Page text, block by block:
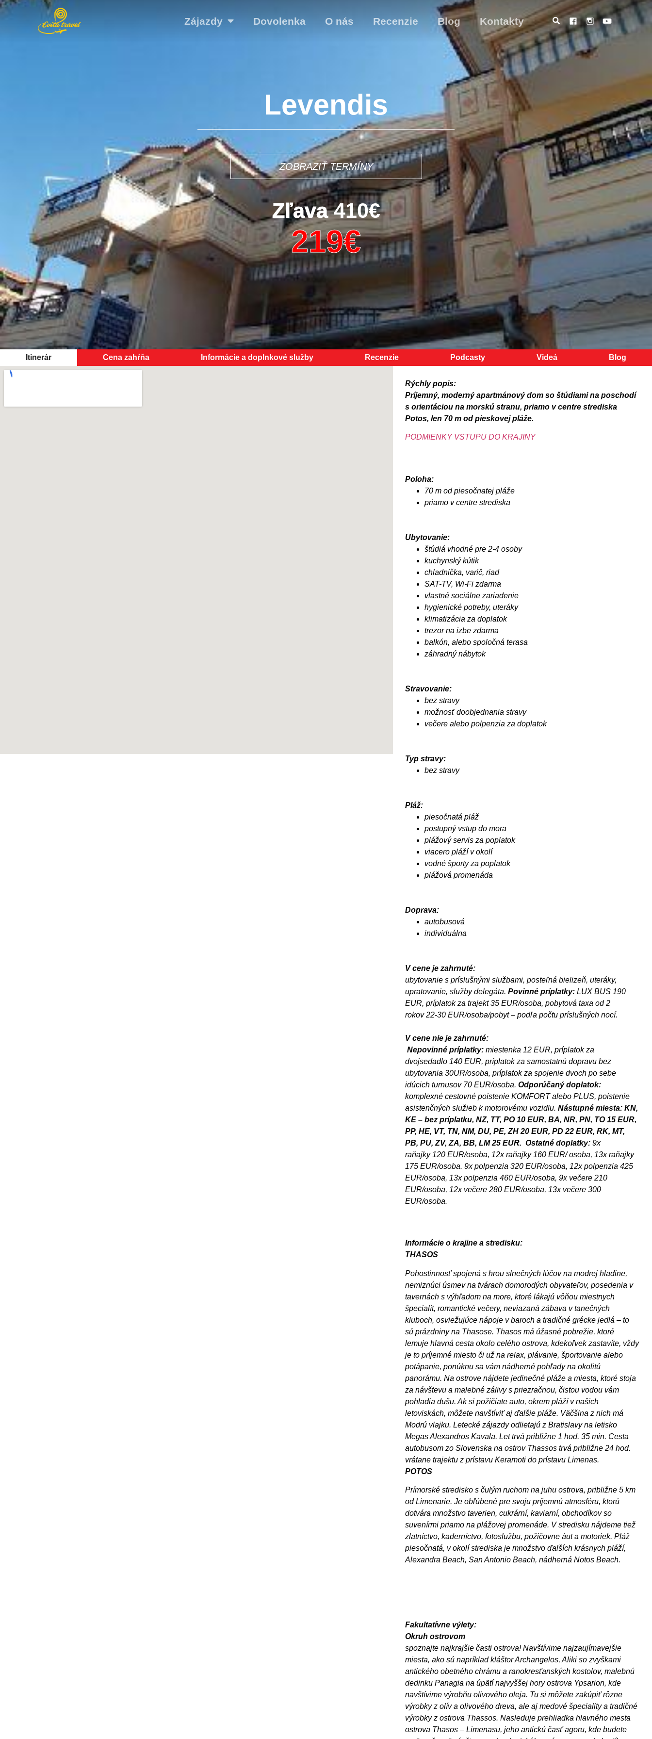
Zájazdy Dovolenka O nás Recenzie Blog Kontakty
Levendis
ZOBRAZIŤ TERMÍNY
Zľava410€
219€
Itinerár Cena zahŕňa Informácie a doplnkové služby Recenzie Podcasty Videá Blog
Rýchly popis:
Príjemný, moderný apartmánový dom so štúdiami na poschodí
s orientáciou na morskú stranu, priamo v centre strediska
Potos, len 70 m od pieskovej pláže.
PODMIENKY VSTUPU DO KRAJINY
Poloha:
70 m od piesočnatej pláže
priamo v centre strediska
Ubytovanie:
štúdiá vhodné pre 2-4 osoby
kuchynský kútik
chladnička, varič, riad
SAT-TV, Wi-Fi zdarma
vlastné sociálne zariadenie
hygienické potreby, uteráky
klimatizácia za doplatok
trezor na izbe zdarma
balkón, alebo spoločná terasa
záhradný nábytok
Stravovanie:
bez stravy
možnosť doobjednania stravy
večere alebo polpenzia za doplatok
Typ stravy:
bez stravy
Pláž:
piesočnatá pláž
postupný vstup do mora
plážový servis za poplatok
viacero pláží v okolí
vodné športy za poplatok
plážová promenáda
Doprava:
autobusová
individuálna
V cene je zahrnuté:
ubytovanie s príslušnými službami, posteľná bielizeň, uteráky,
upratovanie, služby delegáta. Povinné príplatky: LUX BUS 190
EUR, príplatok za trajekt 35 EUR/osoba, pobytová taxa od 2
rokov 22-30 EUR/osoba/pobyt – podľa počtu príslušných nocí.
V cene nie je zahrnuté:
Nepovinné príplatky: miestenka 12 EUR, príplatok za
dvojsedadlo 140 EUR, príplatok za samostatnú dopravu bez
ubytovania 30UR/osoba, príplatok za spojenie dvoch po sebe
idúcich turnusov 70 EUR/osoba. Odporúčaný doplatok:
komplexné cestovné poistenie KOMFORT alebo PLUS, poistenie
asistenčných služieb k motorovému vozidlu. Nástupné miesta: KN,
KE – bez príplatku, NZ, TT, PO10 EUR, BA, NR, PN, TO15 EUR,
PP, HE, VT, TN, NM, DU, PE, ZH 20 EUR, PD 22 EUR, RK, MT,
PB, PU, ZV, ZA, BB, LM25 EUR. Ostatné doplatky:9x
raňajky 120 EUR/osoba, 12x raňajky 160 EUR/ osoba, 13x raňajky
175 EUR/osoba. 9x polpenzia 320 EUR/osoba, 12x polpenzia 425
EUR/osoba, 13x polpenzia 460 EUR/osoba, 9x večere 210
EUR/osoba, 12x večere 280 EUR/osoba, 13x večere 300
EUR/osoba.
Informácie o krajine a stredisku:
THASOS
Pohostinnosť spojená s hrou slnečných lúčov na modrej hladine,
nemiznúci úsmev na tvárach domorodých obyvateľov, posedenia v
tavernách s výhľadom na more, ktoré lákajú vôňou miestnych
špecialít, romantické večery, neviazaná zábava v tanečných
kluboch, osviežujúce nápoje v baroch a tradičné grécke jedlá – to
sú prázdniny na Thasose. Thasos má úžasné pobrežie, ktoré
lemuje hlavná cesta okolo celého ostrova, kdekoľvek zastavíte, vždy
je to príjemné miesto či už na relax, plávanie, športovanie alebo
potápanie, ponúknu sa vám nádherné pohľady na okolitú
panorámu. Na ostrove nájdete jedinečné pláže a miesta, ktoré stoja
za návštevu a malebné zálivy s priezračnou, čistou vodou vám
pohladia dušu. Ak si požičiate auto, okrem pláží v našich
letoviskách, môžete navštíviť aj ďalšie pláže. Väčšina z nich má
Modrú vlajku. Letecké zájazdy odlietajú z Bratislavy na letisko
Megas Alexandros Kavala. Let trvá približne 1 hod. 35 min. Cesta
autobusom zo Slovenska na ostrov Thassos trvá približne 24 hod.
vrátane trajektu z prístavu Keramoti do prístavu Limenas.
POTOS
Prímorské stredisko s čulým ruchom na juhu ostrova, približne 5 km
od Limenarie. Je obľúbené pre svoju príjemnú atmosféru, ktorú
dotvára množstvo taverien, cukrární, kaviarní, obchodíkov so
suvenírmi priamo na plážovej promenáde. V stredisku nájdeme tiež
zlatníctvo, kaderníctvo, fotoslužbu, požičovne áut a motoriek. Pláž
piesočnatá, v okolí strediska je množstvo ďalších krásnych pláží,
Alexandra Beach, San Antonio Beach, nádherná Notos Beach.
Fakultatívne výlety:
Okruh ostrovom
spoznajte najkrajšie časti ostrova! Navštívime najzaujímavejšie
miesta, ako sú napríklad kláštor Archangelos, Aliki so zvyškami
antického obetného chrámu a ranokresťanských kostolov, malebnú
dedinku Panagia na úpätí najvyššej hory ostrova Ypsarion, kde
navštívime výrobňu olivového oleja. Tu si môžete zakúpiť rôzne
výrobky z olív a olivového dreva, ale aj medové špeciality a tradičné
výrobky z ostrova Thassos. Nasleduje prehliadka hlavného mesta
ostrova Thasos – Limenasu, jeho antickú časť agoru, kde budete